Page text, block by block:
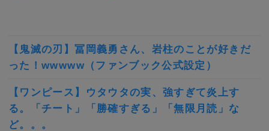
【鬼滅の刃】冨岡義勇さん、岩柱のことが好きだ
った！wwwww（ファンブック公式設定）
【ワンピース】ウタウタの実、強すぎて炎上す
る。「チート」「勝確すぎる」「無限月読」な
ど。。。